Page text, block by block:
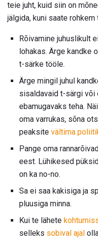
teie juht, kuid siin on
jälgida, kuni saate rohkem
Rõivamine juhuslikult
lohakas. Ärge kandke
t-särke tööle.
Ärge mingil juhul
sisaldavaid t-särgi
ebamugavaks teha.
oma varrukas, sõna
peaksite vältima
Pange oma
eest. Lühikesed
on ka no-no.
Sa ei saa kakisiga ja
pluusiga minna.
Kui te lähete
selleks sobival ajal